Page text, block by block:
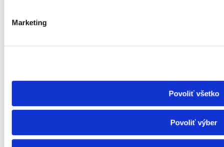
Marketing
Povoliť všetko
Povoliť výber
Canada
Germany